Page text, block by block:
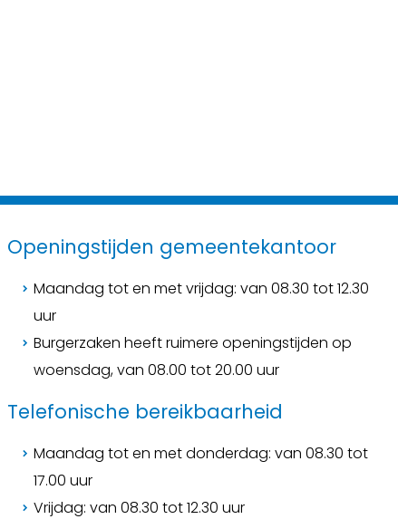
Openingstijden gemeentekantoor
Maandag tot en met vrijdag: van 08.30 tot 12.30
uur
Burgerzaken heeft ruimere openingstijden op
woensdag, van 08.00 tot 20.00 uur
Telefonische bereikbaarheid
Maandag tot en met donderdag: van 08.30 tot
17.00 uur
Vrijdag: van 08.30 tot 12.30 uur